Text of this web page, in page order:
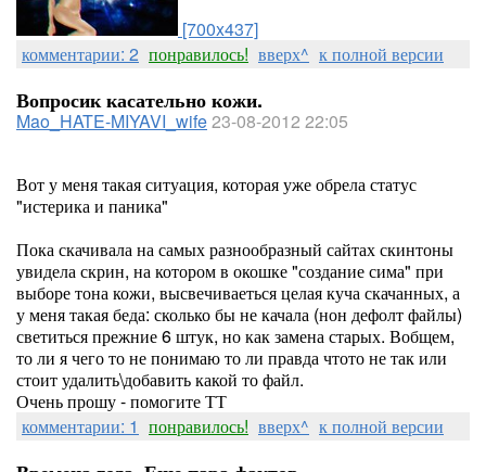
[700x437]
комментарии: 2 понравилось! вверх^ к полной версии
Вопросик касательно кожи.
Mao_HATE-MIYAVI_wife23-08-2012 22:05
Вот у меня такая ситуация, которая уже обрела статус
"истерика и паника"
Пока скачивала на самых разнообразный сайтах скинтоны
увидела скрин, на котором в окошке "создание сима" при
выборе тона кожи, высвечиваеться целая куча скачанных, а
у меня такая беда: сколько бы не качала (нон дефолт файлы)
светиться прежние 6 штук, но как замена старых. Вобщем,
то ли я чего то не понимаю то ли правда чтото не так или
стоит удалить\добавить какой то файл.
Очень прошу - помогите ТТ
комментарии: 1 понравилось! вверх^ к полной версии